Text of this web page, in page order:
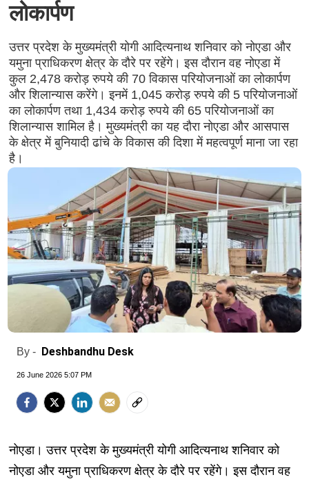
लोकार्पण
उत्तर प्रदेश के मुख्यमंत्री योगी आदित्यनाथ शनिवार को नोएडा और
यमुना प्राधिकरण क्षेत्र के दौरे पर रहेंगे। इस दौरान वह नोएडा में
कुल 2,478 करोड़ रुपये की 70 विकास परियोजनाओं का लोकार्पण
और शिलान्यास करेंगे। इनमें 1,045 करोड़ रुपये की 5 परियोजनाओं
का लोकार्पण तथा 1,434 करोड़ रुपये की 65 परियोजनाओं का
शिलान्यास शामिल है। मुख्यमंत्री का यह दौरा नोएडा और आसपास
के क्षेत्र में बुनियादी ढांचे के विकास की दिशा में महत्वपूर्ण माना जा रहा
है।
By - Deshbandhu Desk
26 June 2026 5:07 PM
नोएडा। उत्तर प्रदेश के मुख्यमंत्री योगी आदित्यनाथ शनिवार को
नोएडा और यमुना प्राधिकरण क्षेत्र के दौरे पर रहेंगे। इस दौरान वह